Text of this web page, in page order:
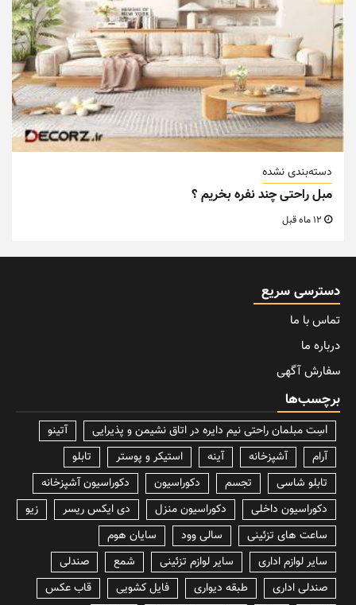
دسته‌بندی نشده
مبل راحتی چند نفره بخریم ؟
دسترسی سریع
تماس با ما
درباره ما
سفارش آگهی
برچسب‌ها
lسِت مبلمان راحتی نیم دایره در اتاق نشیمن و پذیرایی
آتینو
آرام
آشپزخانه آینه استیکر و پوستر
تابلو
تابلو شاسی
تجسم دکوراسیون
دکوراسیون آشپزخانه
دکوراسیون داخلی
دکوراسیون منزل دی ایکس ریسر
زیو
ساعت های تزئینی
سالی وود
سایان هوم
سایر لوازم اداری
سایر لوازم تزئینی شمع
صندلی
صندلی اداری
طبقه دیواری فایل کشویی
قاب عکس